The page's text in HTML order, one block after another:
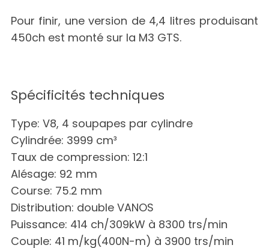
Pour finir, une version de 4,4 litres produisant
450ch est monté sur la M3 GTS.
Spécificités techniques
Type: V8, 4 soupapes par cylindre
Cylindrée: 3999 cm³
Taux de compression: 12:1
Alésage: 92 mm
Course: 75.2 mm
Distribution: double VANOS
Puissance: 414 ch/309kW à 8300 trs/min
Couple: 41 m/kg(400N-m) à 3900 trs/min
e
a
r
c